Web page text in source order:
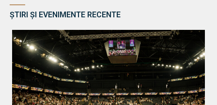
ȘTIRI ȘI EVENIMENTE RECENTE